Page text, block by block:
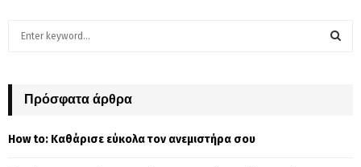
h
o
Πρόσφατα άρθρα
How to: Καθάρισε εύκολα τον ανεμιστήρα σου